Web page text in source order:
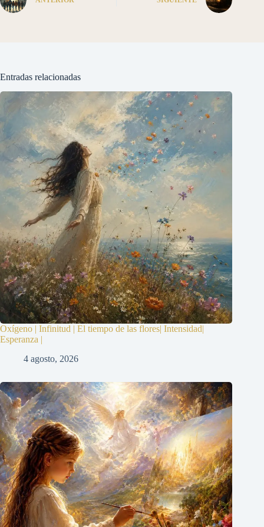
Entradas relacionadas
Oxígeno | Infinitud | El tiempo de las flores| Intensidad|
Esperanza |
4 agosto, 2026